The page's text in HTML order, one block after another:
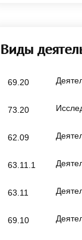
Виды
69.20
73.20
62.09
63.11.1
63.11
69.10